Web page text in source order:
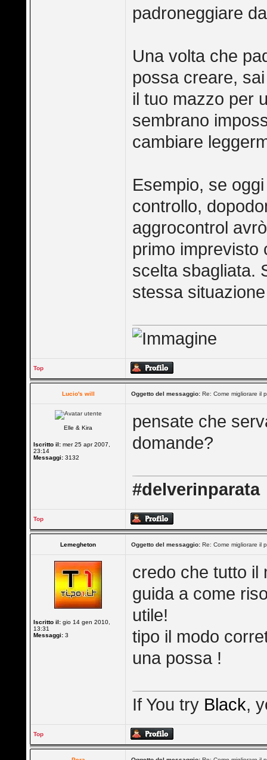
padroneggiare
Una volta che
possa creare,
il tuo mazzo per
sembrano
cambiare
Esempio, se
controllo,
aggrocontrol
primo imprevisto
scelta sbagliata.
stessa
Top
Lucio's will Oggetto del messaggio: Re: Come migliorare il
Elle & Kira
Iscritto il: mer 25 apr 2007,
23:14
Messaggi: 3132
pensate che
domande?
#delverinparata
Top
Lemegheton Oggetto del messaggio: Re: Come migliorare il
Iscritto il: gio 14 gen 2010,
13:31
Messaggi: 3
credo che tutto il
guida a come
utile!
tipo il modo
una possa !
If You try Black,
Top